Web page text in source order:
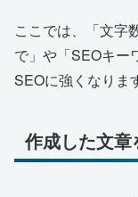
ここでは、「文字
で」や「SEOキー
SEOに強くなりま
作成した文